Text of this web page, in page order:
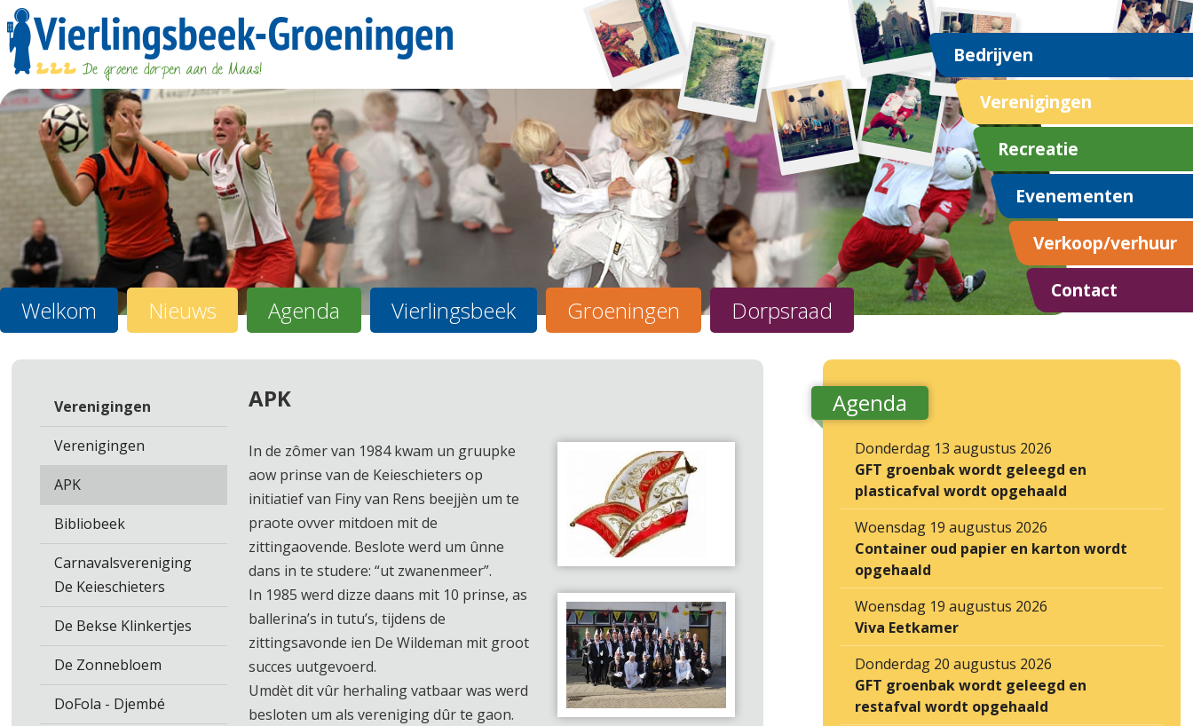
Welkom Nieuws Agenda Vierlingsbeek Groeningen Dorpsraad
Bedrijven
Verenigingen
Recreatie
Evenementen
Verkoop/verhuur
Contact
Verenigingen
Verenigingen
APK
Bibliobeek
Carnavalsvereniging
De Keieschieters
De Bekse Klinkertjes
De Zonnebloem
DoFola - Djembé
APK
In de zômer van 1984 kwam un gruupke
aow prinse van de Keieschieters op
initiatief van Finy van Rens beejjèn um te
praote ovver mitdoen mit de
zittingaovende. Beslote werd um ûnne
dans in te studere: “ut zwanenmeer”.
In 1985 werd dizze daans mit 10 prinse, as
ballerina’s in tutu’s, tijdens de
zittingsavonde ien De Wildeman mit groot
succes uutgevoerd.
Umdèt dit vûr herhaling vatbaar was werd
besloten um als vereniging dûr te gaon.
Agenda
Donderdag 13 augustus 2026
GFT groenbak wordt geleegd en
plasticafval wordt opgehaald
Woensdag 19 augustus 2026
Container oud papier en karton wordt
opgehaald
Woensdag 19 augustus 2026
Viva Eetkamer
Donderdag 20 augustus 2026
GFT groenbak wordt geleegd en
restafval wordt opgehaald